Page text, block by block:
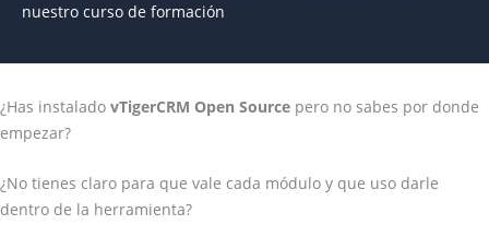
nuestro curso de formación
¿Has instalado vTigerCRM Open Source pero no sabes por donde
empezar?
¿No tienes claro para que vale cada módulo y que uso darle
dentro de la herramienta?